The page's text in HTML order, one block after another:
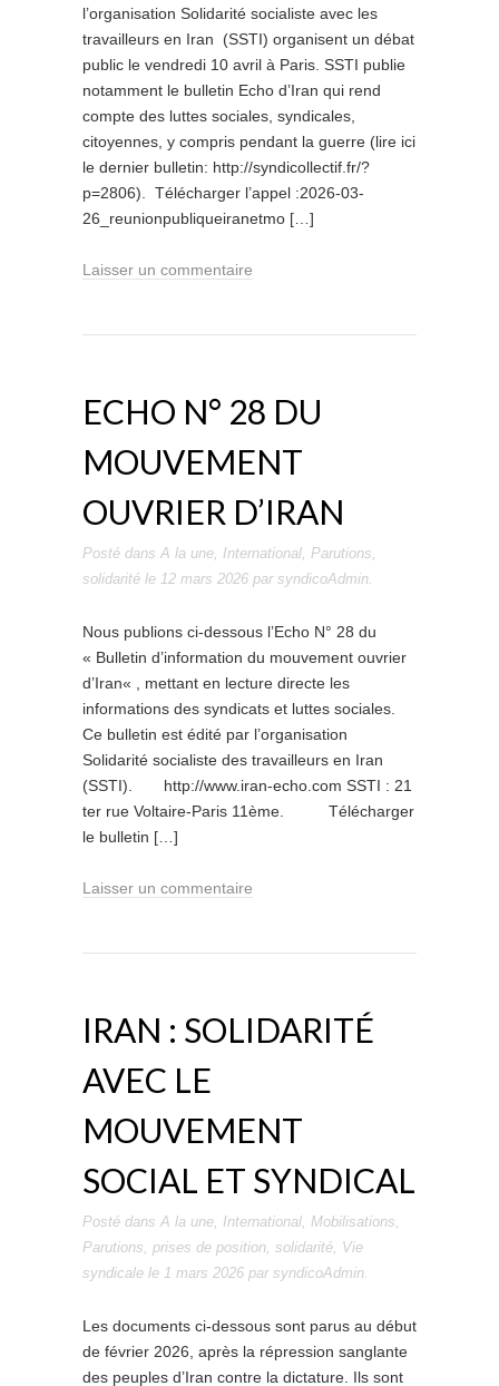
l’organisation Solidarité socialiste avec les
travailleurs en Iran (SSTI) organisent un débat
public le vendredi 10 avril à Paris. SSTI publie
notamment le bulletin Echo d’Iran qui rend
compte des luttes sociales, syndicales,
citoyennes, y compris pendant la guerre (lire ici
le dernier bulletin: http://syndicollectif.fr/?
p=2806). Télécharger l’appel :2026-03-
26_reunionpubliqueiranetmo […]
Laisser un commentaire
ECHO N° 28 DU
MOUVEMENT
OUVRIER D’IRAN
Posté dans A la une, International, Parutions,
solidarité le 12 mars 2026 par syndicoAdmin.
Nous publions ci-dessous l’Echo N° 28 du
« Bulletin d’information du mouvement ouvrier
d’Iran« , mettant en lecture directe les
informations des syndicats et luttes sociales.
Ce bulletin est édité par l’organisation
Solidarité socialiste des travailleurs en Iran
(SSTI). http://www.iran-echo.com SSTI : 21
ter rue Voltaire-Paris 11ème. Télécharger
le bulletin […]
Laisser un commentaire
IRAN : SOLIDARITÉ
AVEC LE
MOUVEMENT
SOCIAL ET SYNDICAL
Posté dans A la une, International, Mobilisations,
Parutions, prises de position, solidarité, Vie
syndicale le 1 mars 2026 par syndicoAdmin.
Les documents ci-dessous sont parus au début
de février 2026, après la répression sanglante
des peuples d’Iran contre la dictature. Ils sont